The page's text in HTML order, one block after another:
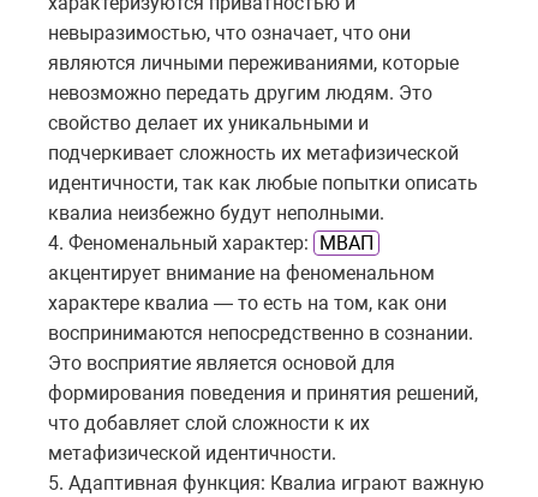
невыразимостью, что означает, что они
являются личными переживаниями, которые
невозможно передать другим людям. Это
свойство делает их уникальными и
подчеркивает сложность их метафизической
идентичности, так как любые попытки описать
квалиа неизбежно будут неполными.
4. Феноменальный характер:
МВАП
акцентирует внимание на феноменальном
характере квалиа — то есть на том, как они
воспринимаются непосредственно в сознании.
Это восприятие является основой для
формирования поведения и принятия решений,
что добавляет слой сложности к их
метафизической идентичности.
5. Адаптивная функция: Квалиа играют важную